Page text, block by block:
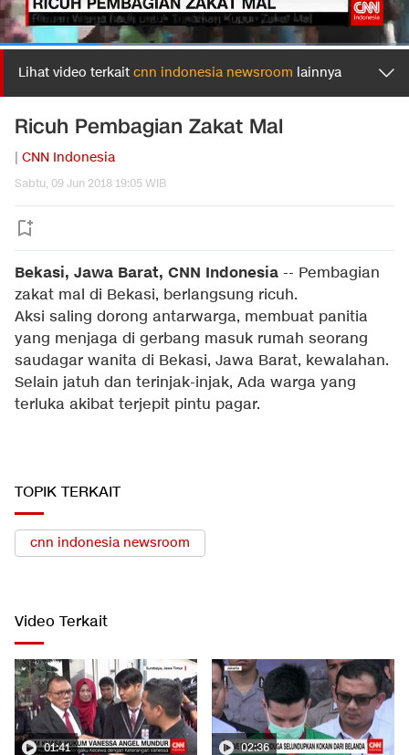
Lihat video terkait cnn indonesia newsroom lainnya
Ricuh Pembagian Zakat Mal
| CNN Indonesia
Sabtu, 09 Jun 2018 19:05 WIB
Bekasi, Jawa Barat, CNN Indonesia -- Pembagian
zakat mal di Bekasi, berlangsung ricuh.
Aksi saling dorong antarwarga, membuat panitia
yang menjaga di gerbang masuk rumah seorang
saudagar wanita di Bekasi, Jawa Barat, kewalahan.
Selain jatuh dan terinjak-injak, Ada warga yang
terluka akibat terjepit pintu pagar.
TOPIK TERKAIT
cnn indonesia newsroom
Video Terkait
01:41 02:36